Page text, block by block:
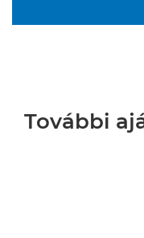
További